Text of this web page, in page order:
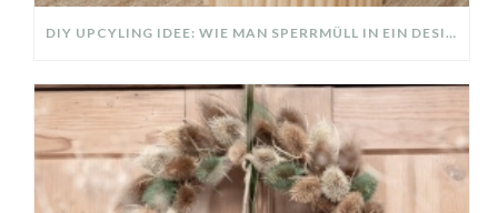
DIY UPCYLING IDEE: WIE MAN SPERRMÜLL IN EIN DESIGNER TEIL VERWANDELT